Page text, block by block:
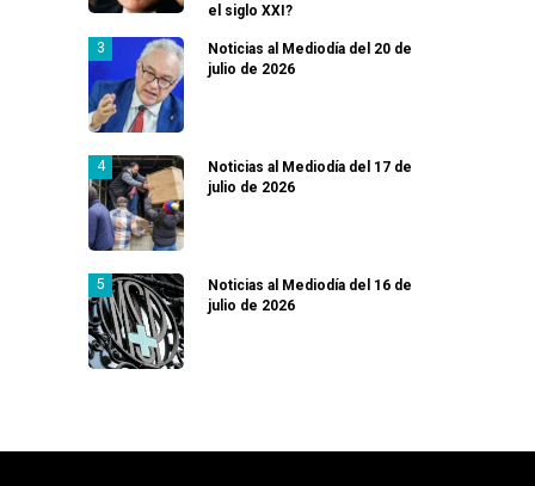
el siglo XXI?
Noticias al Mediodía del 20 de
julio de 2026
Noticias al Mediodía del 17 de
julio de 2026
Noticias al Mediodía del 16 de
julio de 2026